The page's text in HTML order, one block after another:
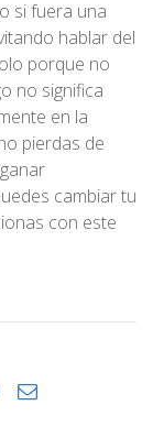
si fuera una
hablar del
porque no
no significa
en la
pierdas de
cambiar tu
con este